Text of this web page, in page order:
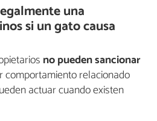
una
si un gato causa
no pueden sancionar
comportamiento relacionado
actuar cuando existen